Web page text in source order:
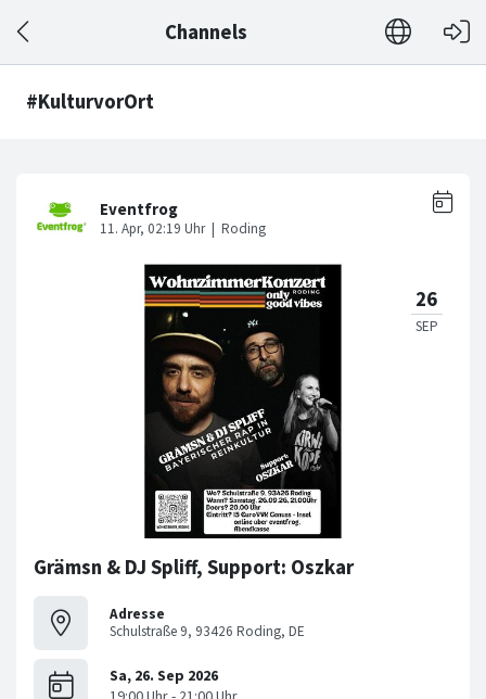
Channels
#KulturvorOrt
Grämsn & DJ Spliff, Support: Oszkar
Adresse
Schulstraße 9, 93426 Roding, DE